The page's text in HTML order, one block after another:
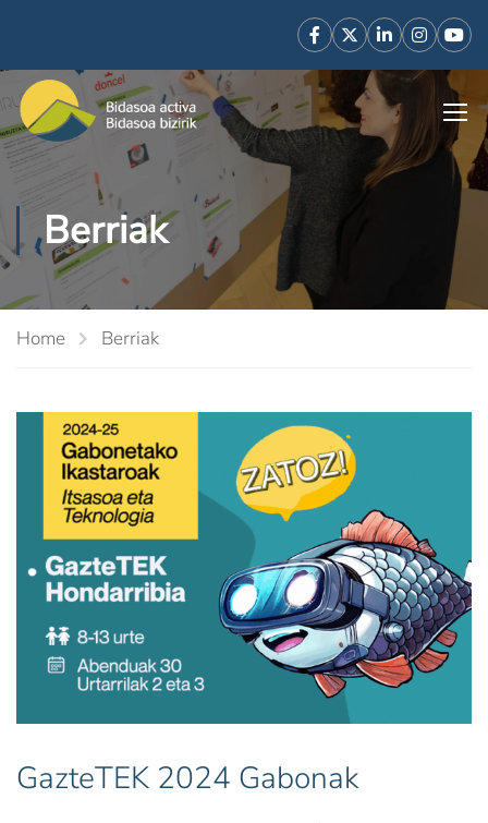
Berriak
Home Berriak
GazteTEK 2024 Gabonak